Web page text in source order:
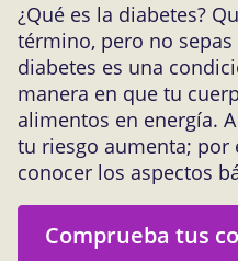
¿Qué es la diabetes?
término, pero no
diabetes es una
manera en que tu
alimentos en energía.
tu riesgo aumenta; por
conocer los aspectos
Comprueba tus